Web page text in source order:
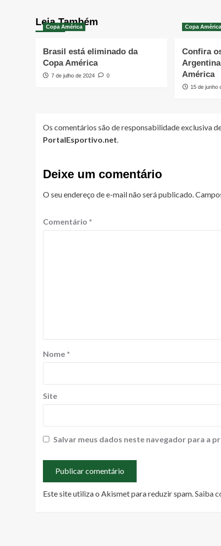
Leia Também
Copa América
Brasil está eliminado da
Copa América
7 de julho de 2024 0
Copa
Confira
América
15 de junho
Os comentários são de responsabilidade exclusiva
PortalEsportivo.net.
Deixe um comentário
O seu endereço de e-mail não será publicado.
Comentário *
Nome *
Site
Salvar meus dados neste navegador para a
Este site utiliza o Akismet para reduzir spam. Saiba